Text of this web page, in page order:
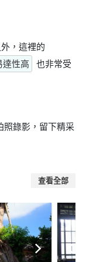
，這裡的
達性高
也非常受
照錄影，留下精采
查看全部